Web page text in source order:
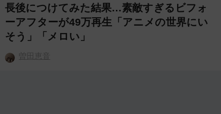
長後につけてみた結果…素敵すぎるビフォ
ーアフターが49万再生「アニメの世界にい
そう」「メロい」
曽田恵音